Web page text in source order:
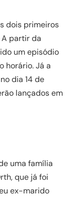
dois primeiros
partir da
um episódio
horário. Já a
dia 14 de
lançados em
uma família
que já foi
ex-marido